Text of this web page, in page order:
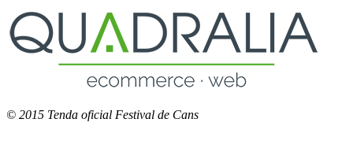
© 2015 Tenda oficial Festival de Cans